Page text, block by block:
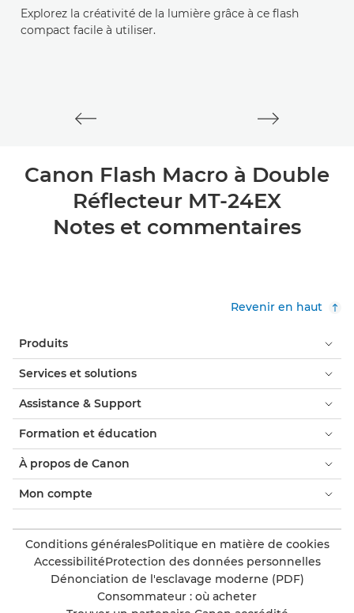
Explorez la créativité de la lumière grâce à ce flash
compact facile à utiliser.
Canon Flash Macro à Double
Réflecteur MT-24EX
Notes et commentaires
Revenir en haut
Produits
Services et solutions
Assistance & Support
Formation et éducation
À propos de Canon
Mon compte
Conditions généralesPolitique en matière de cookies
AccessibilitéProtection des données personnelles
Dénonciation de l'esclavage moderne (PDF)
Consommateur : où acheter